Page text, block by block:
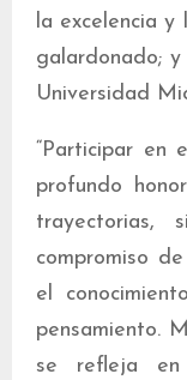
la excelencia y
galardonado;
Universidad
“Participar en
profundo
trayectorias,
compromiso
el
pensamiento.
se refleja en